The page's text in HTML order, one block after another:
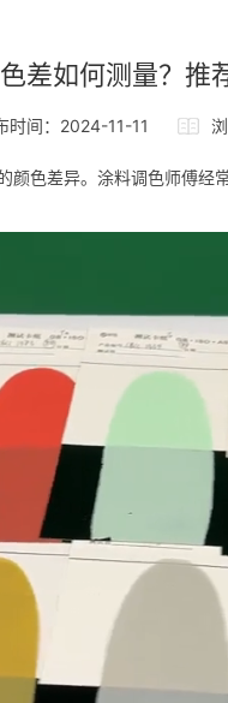
差如何测量？
时间：2024-11-11
色差异。涂料调色师傅